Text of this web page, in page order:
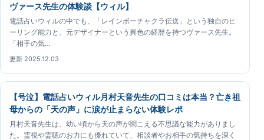
ヴァース先生の体験談【ウィル】
電話占いウィルの中でも、「レインボーチャクラ伝送」という独自のヒ
ーリング能力と、元デザイナーという異色の経歴を持つヴァース先生。
「相手の気…
更新 2025.12.03
【号泣】電話占いウィル月村天音先生の口コミは本当？亡き祖
母からの「天の声」に涙が止まらない体験レポ
月村天音先生は、幼い頃から天の声が聞こえる不思議な能力がありまし
た。霊視や霊聴のお力にも優れていて、相談者やお相手の気持ちを深く